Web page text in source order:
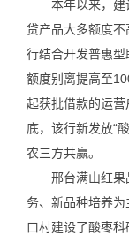
本年以来，建
贷产品大多额度
行结合开发普惠
额度别离提高至
起获批借款的运
底，该行新发放“
农三方共赢。
邢台满山红果
务、新品种培养为
口村建设了酸枣